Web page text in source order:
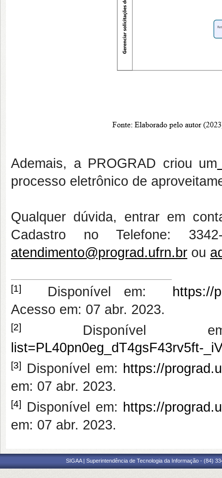
Ademais, a PROGRAD criou um
processo eletrônico de
Qualquer dúvida, entrar em
Cadastro no Telefone:
atendimento@prograd.ufrn.br ou
[1] Disponível em:
https://
Acesso em: 07 abr. 2023.
[2]
Disponível
list=PL40pn0eg_dT4gsF43rv5ft-
[3] Disponível em: https://
em: 07 abr. 2023.
[4] Disponível em: https://
em: 07 abr. 2023.
SIGAA | Superintendência de Tecnologia da Informação - (84)